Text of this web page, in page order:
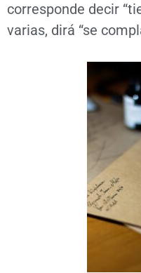
corresponde decir
varias, dirá “se